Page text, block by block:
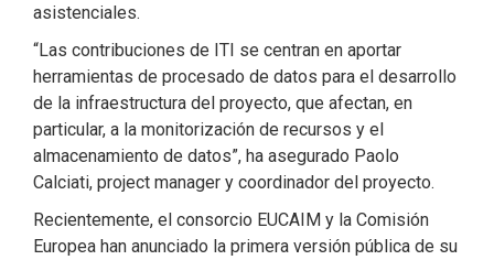
asistenciales.
“Las contribuciones de ITI se centran en aportar
herramientas de procesado de datos para el desarrollo
de la infraestructura del proyecto, que afectan, en
particular, a la monitorización de recursos y el
almacenamiento de datos”, ha asegurado Paolo
Calciati, project manager y coordinador del proyecto.
Recientemente, el consorcio EUCAIM y la Comisión
Europea han anunciado la primera versión pública de su